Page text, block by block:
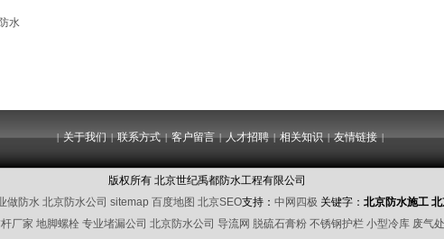
水
|关于我们 |联系方式 |客户留言 |人才招聘 |相关知识 |友情链接 |
版权所有 北京世纪禹都防水工程有限公司
做防水 北京防水公司 sitemap 百度地图 北京SEO支持： 中网四极 关键字： 北京防水施工
厂家 地脚螺栓 专业堵漏公司 北京防水公司 导流网 脱硫石膏粉 不锈钢护栏 小型冷库 废气